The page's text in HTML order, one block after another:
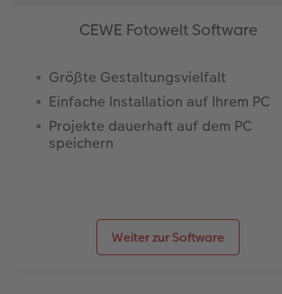
CEWE Fotowelt Software
Größte Gestaltungsvielfalt
Einfache Installation auf Ihrem PC
Projekte dauerhaft auf dem PC
speichern
Weiter zur Software